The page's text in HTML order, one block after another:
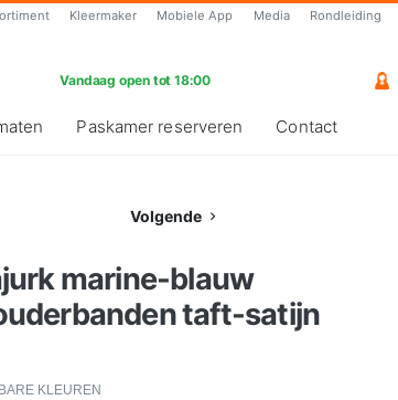
Kleermaker Mobiele App Media Rondleiding
Vandaag open tot 18:00
Paskamer reserveren Contact
Volgende
marine-blauw
taft-satijn
KLEUREN